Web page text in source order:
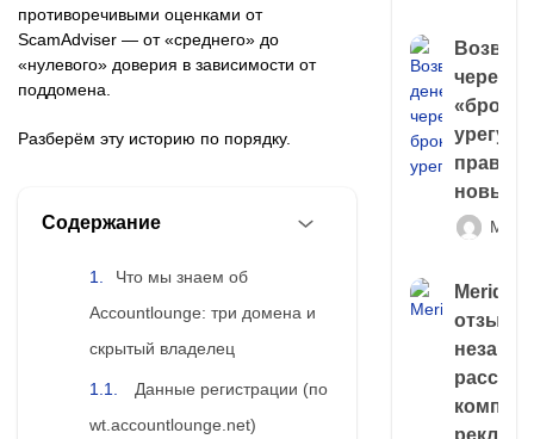
противоречивыми оценками от
ScamAdviser — от «среднего» до
«нулевого» доверия в зависимости от
поддомена.
Разберём эту историю по порядку.
Содержание
Что мы знаем об
Accountlounge: три домена и
скрытый владелец
Данные регистрации (по
wt.accountlounge.net)
через
правда
новый